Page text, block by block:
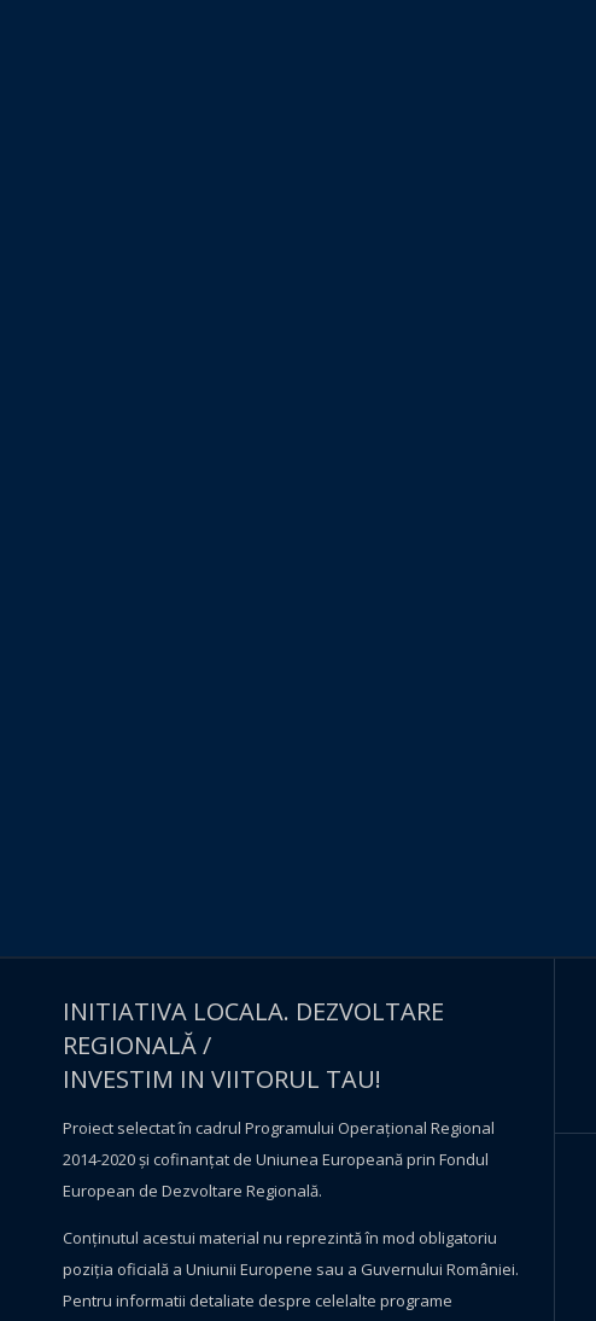
INITIATIVA LOCALA. DEZVOLTARE
REGIONALĂ /
INVESTIM IN VIITORUL TAU!
Proiect selectat în cadrul Programului Operațional Regional
2014-2020 și cofinanțat de Uniunea Europeană prin Fondul
European de Dezvoltare Regională.
Conţinutul acestui material nu reprezintă în mod obligatoriu
poziţia oficială a Uniunii Europene sau a Guvernului României.
Pentru informatii detaliate despre celelalte programe